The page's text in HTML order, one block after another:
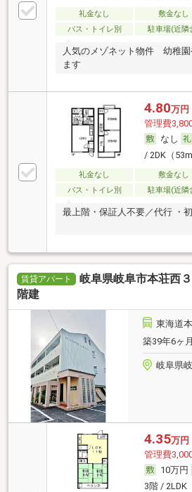
礼金なし 敷金なし
バス・トイレ別
駐車場(近隣
人気のメゾネット物件 幼稚園
ます
4.80万円
管理費
なし
/ 2DK（53m
礼金なし 敷金なし
バス・トイレ別
駐車場(近隣
最上階・保証人不要／代行 ・
賃貸アパート
岐阜県岐阜市本荘西
階建
東海道
築39年6ヶ
岐阜県
4.35万円
管理費
10万円
3階 / 2LDK